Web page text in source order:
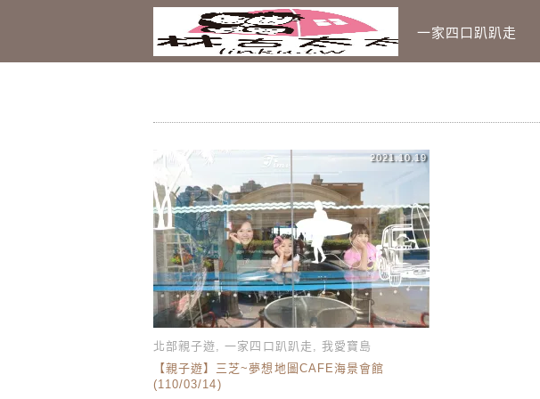
Main Menu
一家四口趴趴走
北部親子遊,一家四口趴趴走 , 我愛寶島
2021.10.19
【親子遊】三芝~夢想地圖CAFE海景會館
(110/03/14)